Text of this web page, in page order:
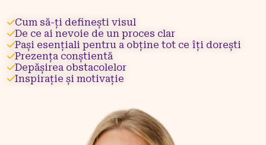
Cum să-ți definești visul
De ce ai nevoie de un proces clar
Pași esențiali pentru a obține tot ce îți dorești
Prezența conștientă
Depășirea obstacolelor
Inspirație și motivație